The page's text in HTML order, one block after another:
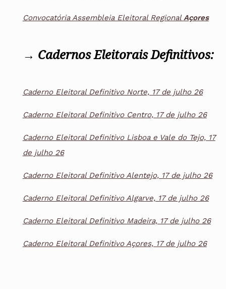
Convocatória Assembleia Eleitoral RegionalAçores
→ Cadernos Eleitorais Definitivos:
Caderno Eleitoral Definitivo Norte, 17 de julho 26
Caderno Eleitoral Definitivo Centro, 17 de julho 26
Caderno Eleitoral Definitivo Lisboa e Vale do Tejo, 17
de julho 26
Caderno Eleitoral Definitivo Alentejo, 17 de julho 26
Caderno Eleitoral Definitivo Algarve, 17 de julho 26
Caderno Eleitoral Definitivo Madeira, 17 de julho 26
Caderno Eleitoral Definitivo Açores, 17 de julho 26